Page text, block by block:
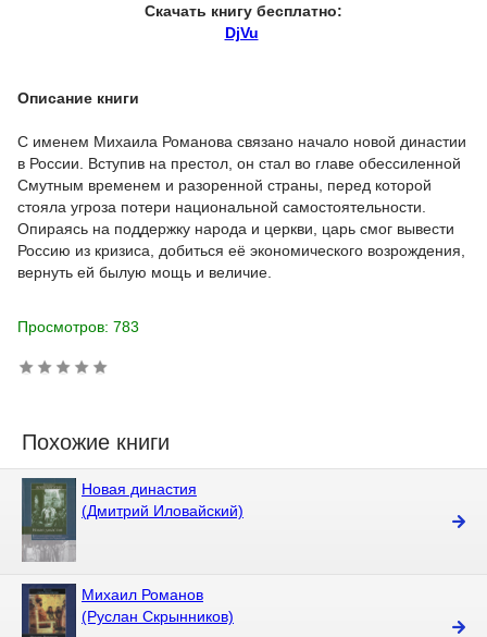
Скачать книгу бесплатно:
DjVu
Описание книги
C именем Михаила Романова связано начало новой династии
в России. Вступив на престол, он стал во главе обессиленной
Смутным временем и разоренной страны, перед которой
стояла угроза потери национальной самостоятельности.
Опираясь на поддержку народа и церкви, царь смог вывести
Россию из кризиса, добиться её экономического возрождения,
вернуть ей былую мощь и величие.
Просмотров: 783
Похожие книги
Новая династия
(Дмитрий Иловайский)
Михаил Романов
(Руслан Скрынников)